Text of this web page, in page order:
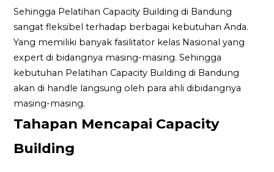
Sehingga Pelatihan Capacity Building di Bandung
sangat fleksibel terhadap berbagai kebutuhan Anda.
Yang memiliki banyak fasilitator kelas Nasional yang
expert di bidangnya masing-masing. Sehingga
kebutuhan Pelatihan Capacity Building di Bandung
akan di handle langsung oleh para ahli dibidangnya
masing-masing.
Tahapan Mencapai Capacity
Building